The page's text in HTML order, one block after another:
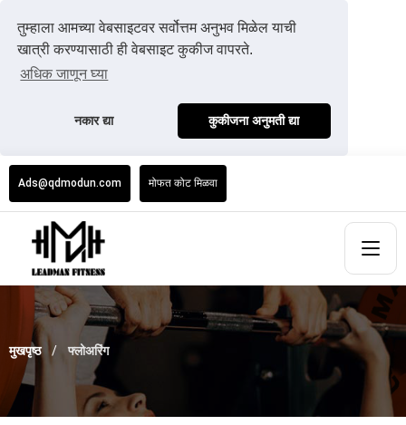
तुम्हाला आमच्या वेबसाइटवर सर्वोत्तम अनुभव मिळेल याची
खात्री करण्यासाठी ही वेबसाइट कुकीज वापरते.
अधिक जाणून घ्या
नकार द्या कुकीजना अनुमती द्या
Ads@qdmodun.com मोफत कोट मिळवा
मुखपृष्ठ फ्लोअरिंग